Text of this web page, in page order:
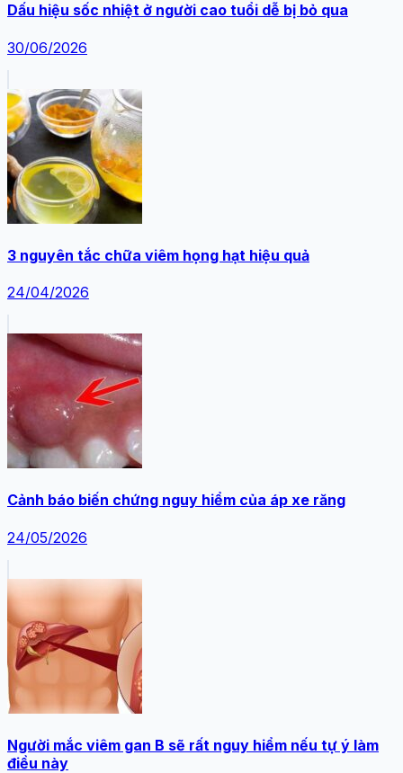
Dấu hiệu sốc nhiệt ở người cao tuổi dễ bị bỏ qua
30/06/2026
3 nguyên tắc chữa viêm họng hạt hiệu quả
24/04/2026
Cảnh báo biến chứng nguy hiểm của áp xe răng
24/05/2026
Người mắc viêm gan B sẽ rất nguy hiểm nếu tự ý làm
điều này